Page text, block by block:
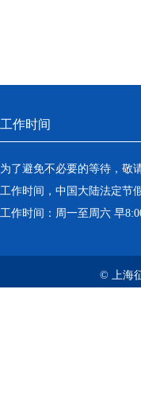
工作时间
为了避免不必要的等待，敬
工作时间，中国大陆法定节
工作时间：周一至周六 早
© 上海